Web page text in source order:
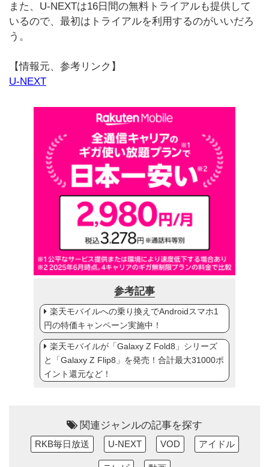
また、U-NEXTは16日間の無料トライアルも提供して
いるので、最初はトライアルを利用するのがいいだろ
う。
【情報元、参考リンク】
U-NEXT
参考記事
楽天モバイルへの乗り換えでAndroidスマホ1
円の特価キャンペーン実施中！
楽天モバイルが「Galaxy Z Fold8」シリーズ
と「Galaxy Z Flip8」を発売！合計最大31000ポ
イント還元など！
関連ジャンルの記事を探す
RKB毎日放送 U-NEXT VOD アイドル